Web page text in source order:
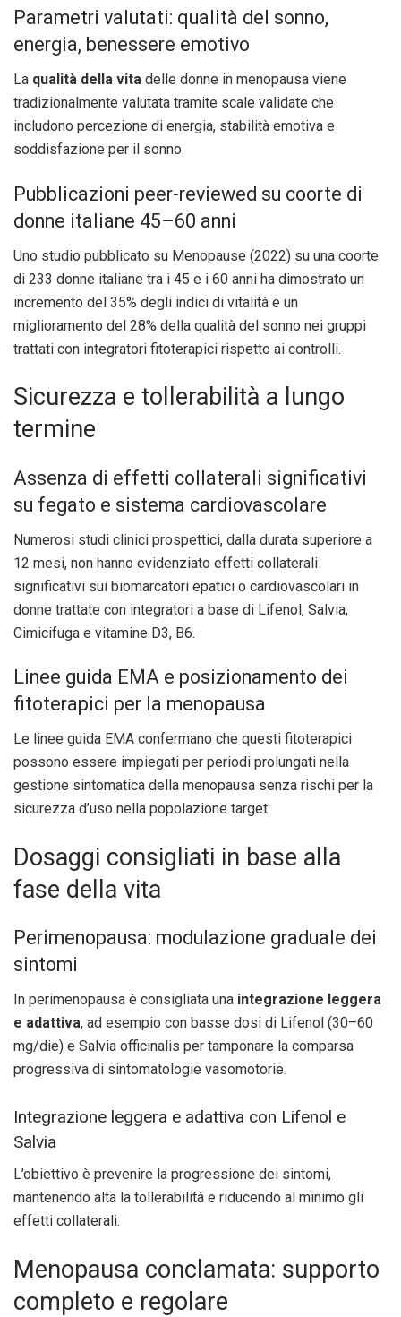
Parametri valutati: qualità del sonno,
energia, benessere emotivo
La qualità della vita delle donne in menopausa viene
tradizionalmente valutata tramite scale validate che
includono percezione di energia, stabilità emotiva e
soddisfazione per il sonno.
Pubblicazioni peer-reviewed su coorte di
donne italiane 45–60 anni
Uno studio pubblicato su Menopause (2022) su una coorte
di 233 donne italiane tra i 45 e i 60 anni ha dimostrato un
incremento del 35% degli indici di vitalità e un
miglioramento del 28% della qualità del sonno nei gruppi
trattati con integratori fitoterapici rispetto ai controlli.
Sicurezza e tollerabilità a lungo
termine
Assenza di effetti collaterali significativi
su fegato e sistema cardiovascolare
Numerosi studi clinici prospettici, dalla durata superiore a
12 mesi, non hanno evidenziato effetti collaterali
significativi sui biomarcatori epatici o cardiovascolari in
donne trattate con integratori a base di Lifenol, Salvia,
Cimicifuga e vitamine D3, B6.
Linee guida EMA e posizionamento dei
fitoterapici per la menopausa
Le linee guida EMA confermano che questi fitoterapici
possono essere impiegati per periodi prolungati nella
gestione sintomatica della menopausa senza rischi per la
sicurezza d’uso nella popolazione target.
Dosaggi consigliati in base alla
fase della vita
Perimenopausa: modulazione graduale dei
sintomi
In perimenopausa è consigliata una integrazione leggera
e adattiva, ad esempio con basse dosi di Lifenol (30–60
mg/die) e Salvia officinalis per tamponare la comparsa
progressiva di sintomatologie vasomotorie.
Integrazione leggera e adattiva con Lifenol e
Salvia
L’obiettivo è prevenire la progressione dei sintomi,
mantenendo alta la tollerabilità e riducendo al minimo gli
effetti collaterali.
Menopausa conclamata: supporto
completo e regolare